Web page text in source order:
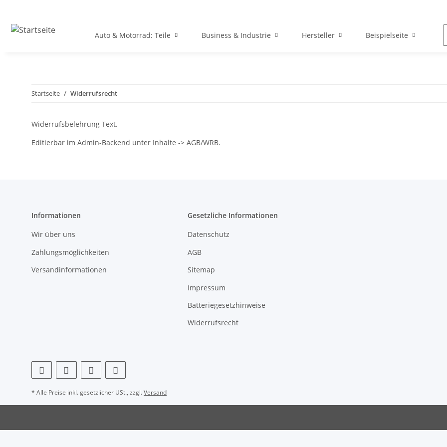
Auto & Motorrad: Teile Business & Industrie Hersteller Beispielseite
Startseite Widerrufsrecht
Widerrufsbelehrung Text.
Editierbar im Admin-Backend unter Inhalte -> AGB/WRB.
Informationen
Wir über uns
Zahlungsmöglichkeiten
Versandinformationen
Gesetzliche Informationen
Datenschutz
AGB
Sitemap
Impressum
Batteriegesetzhinweise
Widerrufsrecht
* Alle Preise inkl. gesetzlicher USt., zzgl.Versand